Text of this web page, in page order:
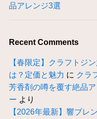
品アレンジ3選
Recent Comments
【春限定】クラフトジ
は？定価と魅力 に クラ
芳香剤の噂を覆す絶品
ー より
【2026年最新】響ブレ